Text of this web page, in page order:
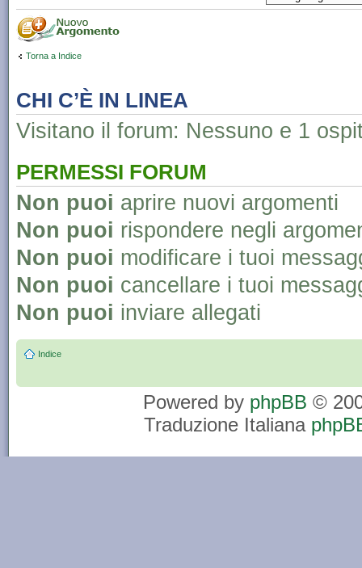
Torna a Indice
CHI C’È IN LINEA
Visitano il forum: Nessuno e 1
PERMESSI FORUM
Non puoi aprire nuovi argomenti
Non puoi rispondere negli
Non puoi modificare i tuoi
Non puoi cancellare i tuoi
Non puoi inviare allegati
Indice
Powered by phpBB ©
Traduzione Italiana